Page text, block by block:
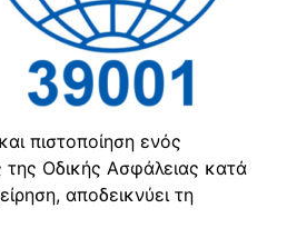
πιστοποίηση ενός
της Οδικής Ασφάλειας κατά
αποδεικνύει τη